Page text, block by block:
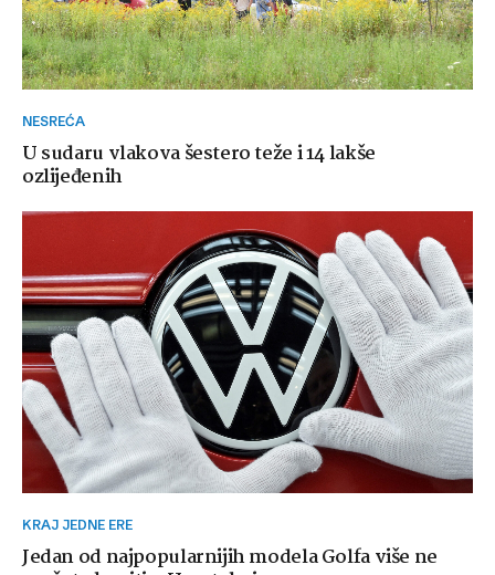
NESREĆA
U sudaru vlakova šestero teže i 14 lakše
ozlijeđenih
KRAJ JEDNE ERE
Jedan od najpopularnijih modela Golfa više ne